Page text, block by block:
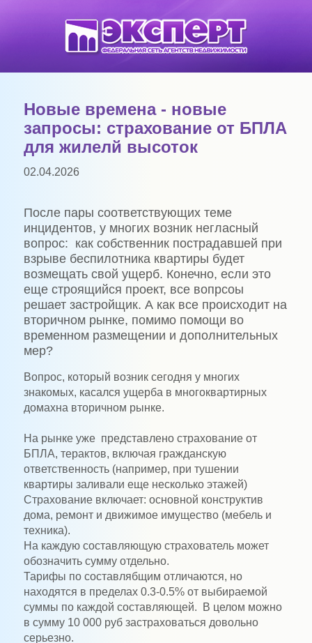
Новые времена - новые
запросы: страхование от БПЛА
для жилелй высоток
02.04.2026
После пары соответствующих теме
инцидентов, у многих возник негласный
вопрос: как собственник пострадавшей при
взрыве беспилотника квартиры будет
возмещать свой ущерб. Конечно, если это
еще строящийся проект, все вопрсоы
решает застройщик. А как все происходит на
вторичном рынке, помимо помощи во
временном размещении и дополнительных
мер?
Вопрос, который возник сегодня у многих
знакомых, касался ущерба в многоквартирных
домахна вторичном рынке.
На рынке уже представлено страхование от
БПЛА, терактов, включая гражданскую
ответственность (например, при тушении
квартиры заливали еще несколько этажей)
Страхование включает: основной конструктив
дома, ремонт и движимое имущество (мебель и
техника).
На каждую составляющую страхователь может
обозначить сумму отдельно.
Тарифы по составлябщим отличаются, но
находятся в пределах 0.3-0.5% от выбираемой
суммы по каждой составляющей. В целом можно
в сумму 10 000 руб застраховаться довольно
серьезно.